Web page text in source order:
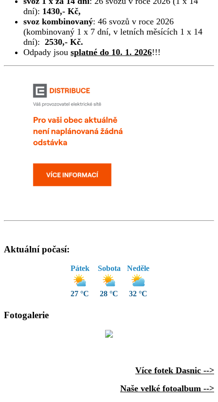
dní): 1430,- Kč,
svoz kombinovaný: 46 svozů v roce 2026
(kombinovaný 1 x 7 dní, v letních měsících 1 x 14
dní): 2530,- Kč.
Odpady jsou splatné do 10. 1. 2026!!!
Aktuální počasí:
Pátek
27 °C
Sobota
28 °C
Neděle
32 °C
Fotogalerie
Více fotek Dasnic -->
Naše velké fotoalbum -->